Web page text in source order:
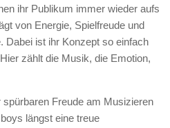
ihr Publikum immer wieder aufs
von Energie, Spielfreude und
Dabei ist ihr Konzept so einfach
zählt die Musik, die Emotion,
Freude am Musizieren
längst eine treue